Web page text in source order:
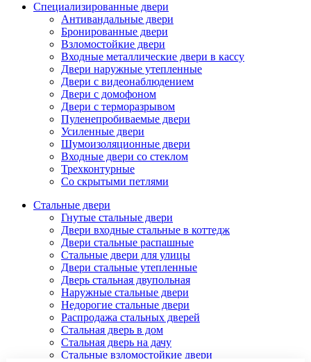
Специализированные двери
Антивандальные двери
Бронированные двери
Взломостойкие двери
Входные металлические двери в кассу
Двери наружные утепленные
Двери с видеонаблюдением
Двери с домофоном
Двери с терморазрывом
Пуленепробиваемые двери
Усиленные двери
Шумоизоляционные двери
Входные двери со стеклом
Трехконтурные
Со скрытыми петлями
Стальные двери
Гнутые стальные двери
Двери входные стальные в коттедж
Двери стальные распашные
Стальные двери для улицы
Двери стальные утепленные
Дверь стальная двупольная
Наружные стальные двери
Недорогие стальные двери
Распродажа стальных дверей
Стальная дверь в дом
Стальная дверь на дачу
Стальные взломостойкие двери